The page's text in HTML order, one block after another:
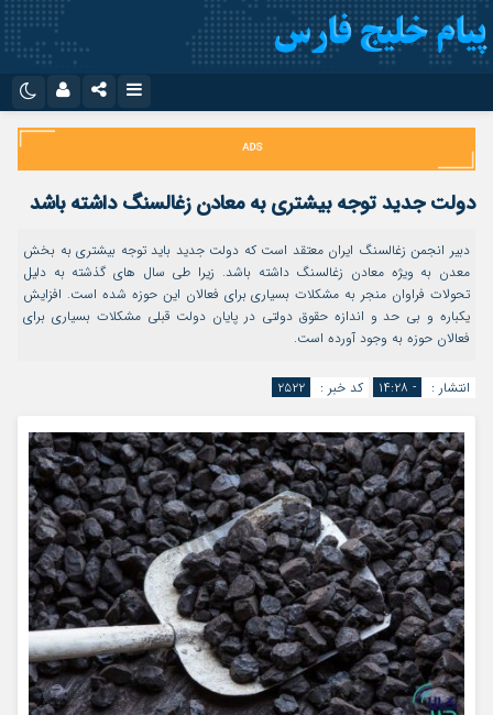
اینستاگرام
تلگرام
سروش
ایتا
اپلیکیشن
نام کاربری یا نشانی ایمیل
رمز عبور
مرا به خاطر بسپار
دولت جدید توجه بیشتری به معادن زغالسنگ داشته باشد
دبیر انجمن زغالسنگ ایران معتقد است که دولت جدید باید توجه بیشتری به بخش
معدن به ویژه معادن زغالسنگ داشته باشد. زیرا طی سال های گذشته به دلیل
تحولات فراوان منجر به مشکلات بسیاری برای فعالان این حوزه شده است. افزایش
یکباره و بی حد و اندازه حقوق دولتی در پایان دولت قبلی مشکلات بسیاری برای
فعالان حوزه به وجود آورده است.
انتشار : - ۱۴:۲۸ کد خبر : ۲۵۲۲